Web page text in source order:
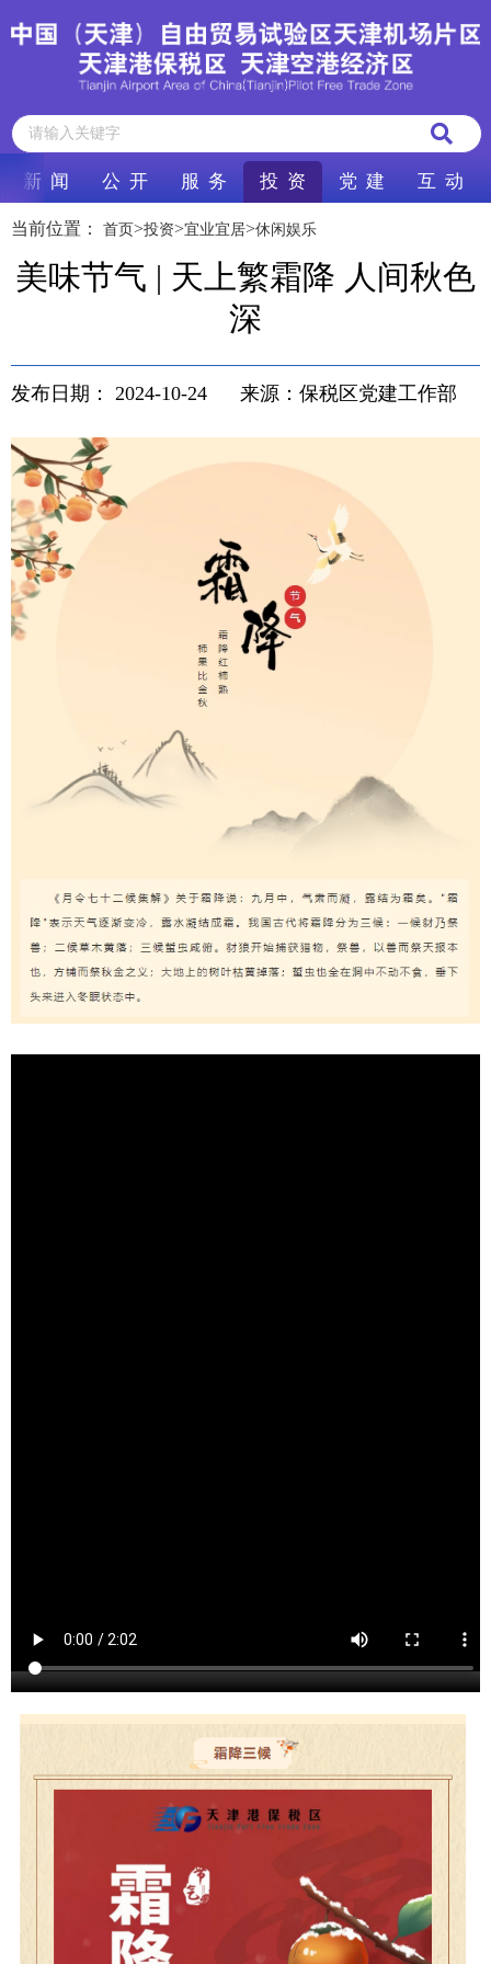
新 闻 公 开 服 务 投 资 党 建 互 动
当前位置： 首页>投资>宜业宜居>休闲娱乐
美味节气 | 天上繁霜降 人间秋色
深
发布日期： 2024-10-24 来源：保税区党建工作部